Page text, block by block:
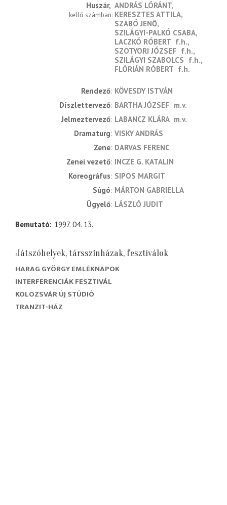
Huszár
kellő számban
ANDRÁS LÓRÁNT
KERESZTES ATTILA
SZABÓ JENŐ
SZILÁGYI-PALKÓ CSABA
LACZKÓ RÓBERT f.h.
SZOTYORI JÓZSEF f.h.
SZILÁGYI SZABOLCS f.h.
FLÓRIÁN RÓBERT f.h.
rendező KÖVESDY ISTVÁN
díszlettervező BARTHA JÓZSEF m.v.
jelmeztervező LABANCZ KLÁRA m.v.
dramaturg VISKY ANDRÁS
zene DARVAS FERENC
zenei vezető INCZE G. KATALIN
koreográfus SIPOS MARGIT
súgó MÁRTON GABRIELLA
ügyelő LÁSZLÓ JUDIT
Bemutató 1997. 04. 13.
Játszóhelyek, társszínházak, fesztiválok
HARAG GYÖRGY EMLÉKNAPOK
INTERFERENCIÁK FESZTIVÁL
KOLOZSVÁR ÚJ STÚDIÓ
TRANZIT-HÁZ